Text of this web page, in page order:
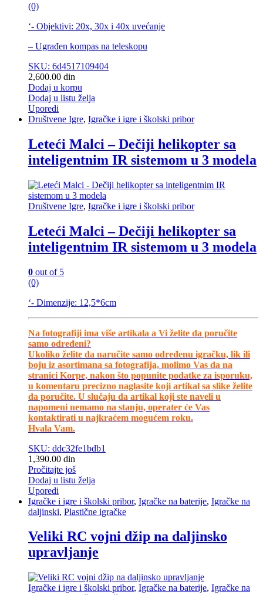
(0)
‘- Objektivi: 20x, 30x i 40x uvećanje
– Ugrađen kompas na teleskopu
SKU: 6d4517109404
2,600.00 din
Dodaj u korpu
Dodaj u listu želja
Uporedi
Društvene Igre, Igračke i igre i školski pribor
Leteći Malci – Dečiji helikopter sa
inteligentnim IR sistemom u 3 modela
Društvene Igre, Igračke i igre i školski pribor
Leteći Malci – Dečiji helikopter sa
inteligentnim IR sistemom u 3 modela
0 out of 5
(0)
‘- Dimenzije: 12,5*6cm
Na fotografiji ima više artikala a Vi želite da poručite
samo određeni?
Ukoliko želite da naručite samo određenu igračku, lik ili
boju iz asortimana sa fotografija, molimo Vas da na
stranici Korpe, nakon što popunite podatke za isporuku,
u komentaru precizno naglasite koji artikal sa slike želite
da poručite. U slučaju da artikal koji ste naveli u
napomeni nemamo na stanju, operater će Vas
kontaktirati u najkraćem mogućem roku.
Hvala Vam.
SKU: ddc32fe1bdb1
1,390.00 din
Pročitajte još
Dodaj u listu želja
Uporedi
Igračke i igre i školski pribor, Igračke na baterije, Igračke na
daljinski, Plastične igračke
Veliki RC vojni džip na daljinsko
upravljanje
Igračke i igre i školski pribor, Igračke na baterije, Igračke na